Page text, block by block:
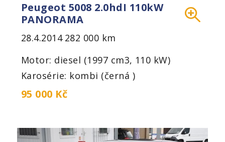
Peugeot 5008 2.0hdI 110kW
PANORAMA
28.4.2014 282 000 km
Motor: diesel (1997 cm3, 110 kW)
Karosérie: kombi (černá )
95 000 Kč